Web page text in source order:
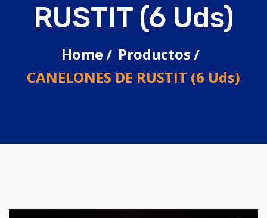
RUSTIT (6 Uds)
Home
Productos
CANELONES DE RUSTIT (6 Uds)